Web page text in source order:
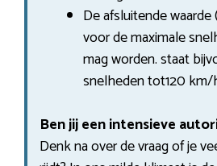
De afsluitende
voor de maximale
mag worden. staat
snelheden tot120 km/
Ben jij een intensieve
Denk na over de vraag of je